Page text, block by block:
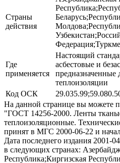
Страны
действия
Где
применяется
Настоящий
асбестовые и
предназначенные
теплоизоляции
Код ОСК
На данной странице вы можете
"ГОСТ 14256-2000. Ленты
теплоизоляционные.
принят в МГС 2000-06-22 и
Дата последнего издания 2001-
в следующих странах:
Республика;Киргизская